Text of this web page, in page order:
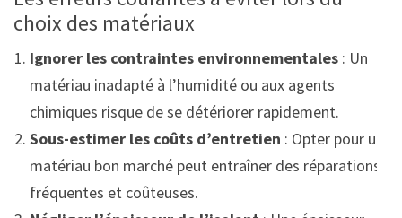
choix des matériaux
Ignorer les contraintes environnementales : Un
matériau inadapté à l’humidité ou aux agents
chimiques risque de se détériorer rapidement.
Sous-estimer les coûts d’entretien : Opter pour un
matériau bon marché peut entraîner des réparations
fréquentes et coûteuses.